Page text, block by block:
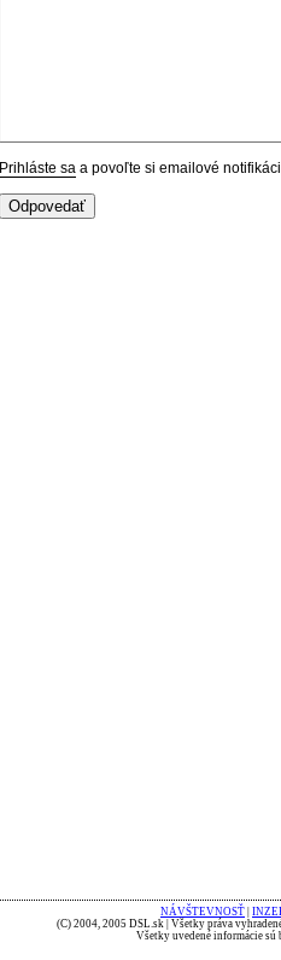
Prihláste sa a povoľte si emailové
NÁVŠTEVNOSŤ
(C) 2004, 2005 DSL.sk | Všetky práva
Všetky uvedené informácie sú